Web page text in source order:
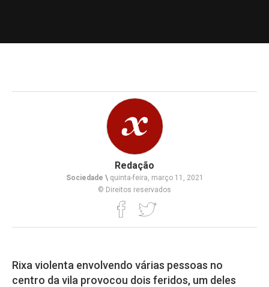
Redação
Sociedade \quinta-feira, março 11, 2021
© Direitos reservados
Rixa violenta envolvendo várias pessoas no
centro da vila provocou dois feridos, um deles